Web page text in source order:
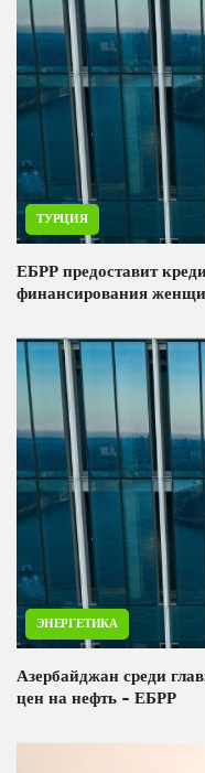
ТУРЦИЯ
ЕБРР предоставит
финансирования
ЭНЕРГЕТИКА
Азербайджан среди
цен на нефть - ЕБРР